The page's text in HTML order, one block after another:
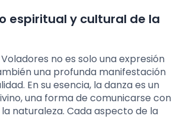
espiritual y cultural de la
no es solo una expresión
una profunda manifestación
En su esencia, la danza es un
una forma de comunicarse con
la naturaleza. Cada aspecto de la